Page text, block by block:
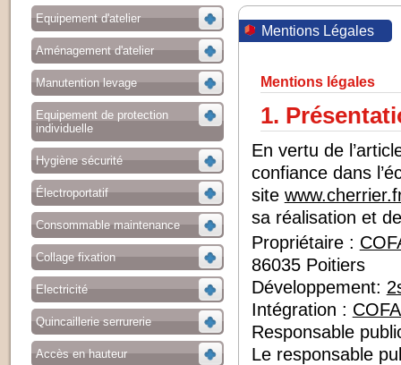
Equipement d'atelier
Aménagement d'atelier
Manutention levage
Equipement de protection
individuelle
Hygiène sécurité
Électroportatif
Consommable maintenance
Collage fixation
Electricité
Quincaillerie serrurerie
Accès en hauteur
Mentions Légales
Mentions légales
1.
En vertu de
confiance dans
site
sa réalisation et
Propriétaire :
86035 Poitiers
Développement:
Intégration :
Responsable
Le responsable